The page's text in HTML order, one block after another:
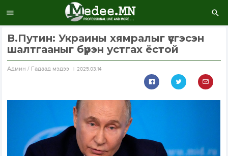
В.Путин: Украины хямралыг үүсгэсэн
шалтгааныг бүрэн устгах ёстой
Aдмин / Гадаад мэдээ 2025.03.14